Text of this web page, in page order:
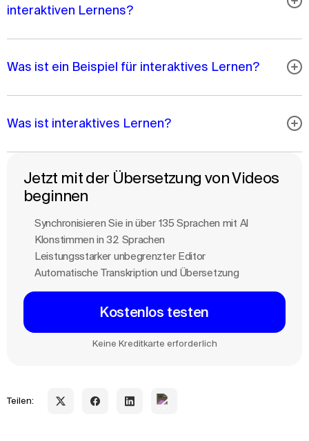
interaktiven Lernens?
Was ist ein Beispiel für interaktives Lernen?
Was ist interaktives Lernen?
Jetzt mit der Übersetzung von Videos
beginnen
Synchronisieren Sie in über 135 Sprachen mit Al
Klonstimmen in 32 Sprachen
Leistungsstarker unbegrenzter Editor
Automatische Transkription und Übersetzung
Kostenlos testen
Keine Kreditkarte erforderlich
Teilen: